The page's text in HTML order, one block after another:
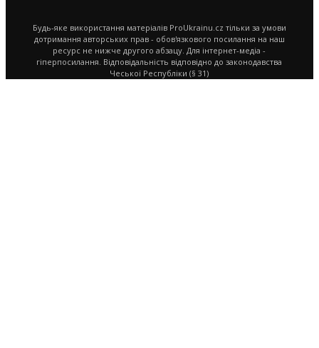
Будь-яке використання матеріалів ProUkrainu.cz тільки за умови
дотримання авторських прав - обов'язкового посилання на наш
ресурс не нижче другого абзацу. Для інтернет-медіа -
гіперпосилання. Відповідальність відповідно до законодавства
Чеської Республіки (§ 31)